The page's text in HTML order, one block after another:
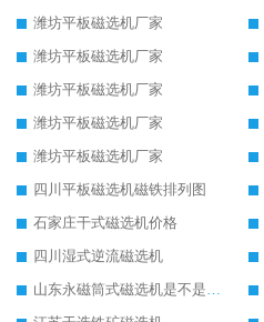
潍坊平板磁选机厂家
潍坊平板磁选机厂家
潍坊平板磁选机厂家
潍坊平板磁选机厂家
潍坊平板磁选机厂家
四川平板磁选机磁铁排列图
石家庄干式磁选机价格
四川湿式逆流磁选机
山东永磁筒式磁选机是不是强磁